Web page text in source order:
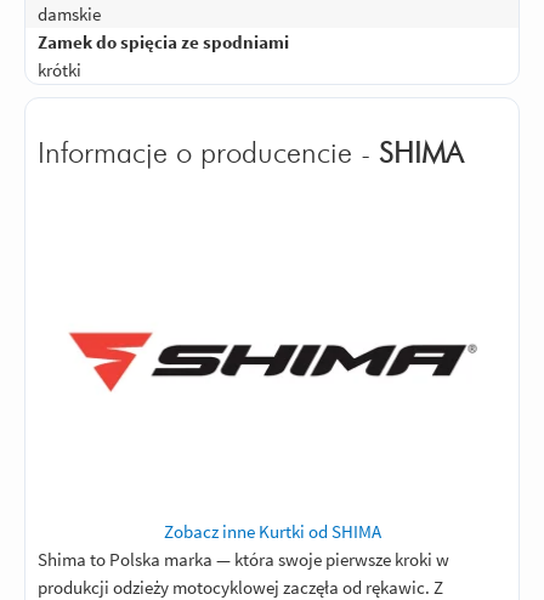
damskie
Zamek do spięcia ze spodniami
krótki
Informacje o producencie - SHIMA
Zobacz inne Kurtki od SHIMA
Shima to Polska marka — która swoje pierwsze kroki w
produkcji odzieży motocyklowej zaczęła od rękawic. Z